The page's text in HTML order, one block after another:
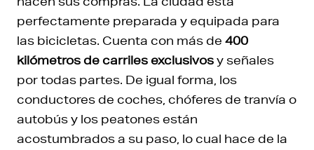
perfectamente preparada y equipada para
las bicicletas. Cuenta con más de 400
kilómetros de carriles exclusivosy señales
por todas partes. De igual forma, los
conductores de coches, chóferes de tranvía o
autobús y los peatones están
acostumbrados a su paso, lo cual hace de la